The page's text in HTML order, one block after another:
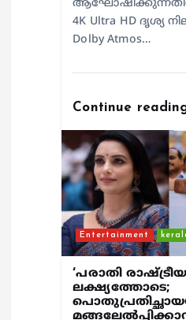
4K Ultra HD ദൃശ്യ
Dolby Atmos…
Continue
Entertainment
‘പരാതി രാഷ്ട്രീയ
ലക്ഷ്യത്തോടെ;